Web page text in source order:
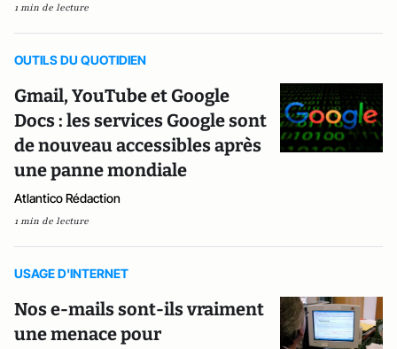
1 min de lecture
OUTILS DU QUOTIDIEN
Gmail, YouTube et Google
Docs : les services Google sont
de nouveau accessibles après
une panne mondiale
Atlantico Rédaction
1 min de lecture
USAGE D'INTERNET
Nos e-mails sont-ils vraiment
une menace pour